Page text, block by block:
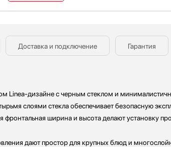
Доставка и подключение Гарантия
Linea-дизайне с черным стеклом и
слоями стекла обеспечивает безопасную
ширина и высота делают установку
дают простор для крупных блюд и